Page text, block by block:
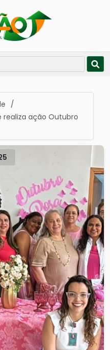
/
realiza ação Outubro